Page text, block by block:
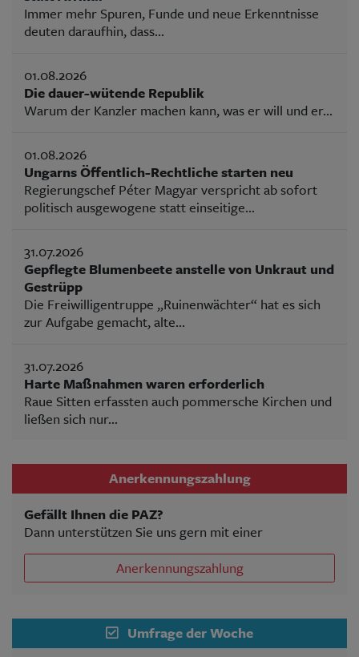
Immer mehr Spuren, Funde und neue Erkenntnisse
deuten daraufhin, dass...
01.08.2026
Die dauer-wütende Republik
Warum der Kanzler machen kann, was er will und er...
01.08.2026
Ungarns Öffentlich-Rechtliche starten neu
Regierungschef Péter Magyar verspricht ab sofort
politisch ausgewogene statt einseitige...
31.07.2026
Gepflegte Blumenbeete anstelle von Unkraut und
Gestrüpp
Die Freiwilligentruppe „Ruinenwächter“ hat es sich
zur Aufgabe gemacht, alte...
31.07.2026
Harte Maßnahmen waren erforderlich
Raue Sitten erfassten auch pommersche Kirchen und
ließen sich nur...
Anerkennungszahlung
Gefällt Ihnen die PAZ?
Dann unterstützen Sie uns gern mit einer
Anerkennungszahlung
Umfrage der Woche